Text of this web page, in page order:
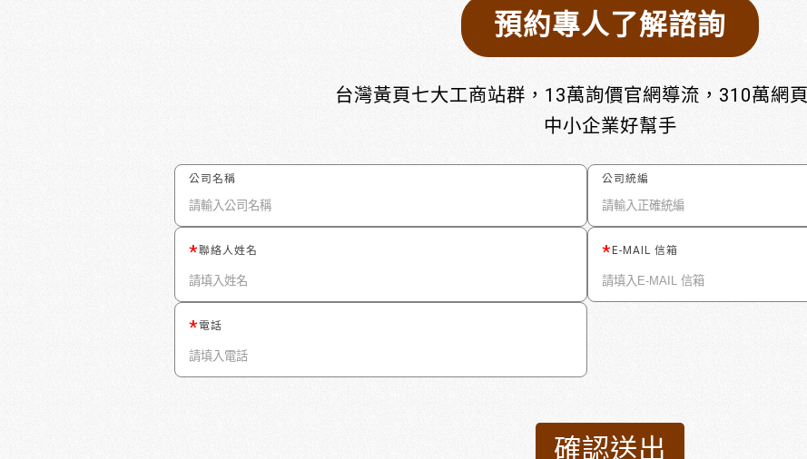
預約專人了解諮詢
台灣黃頁七大工商站群，13萬詢價官網導流，310萬網
中小企業好幫手
公司名稱 公司統編
聯絡人姓名 E-MAIL 信箱
電話